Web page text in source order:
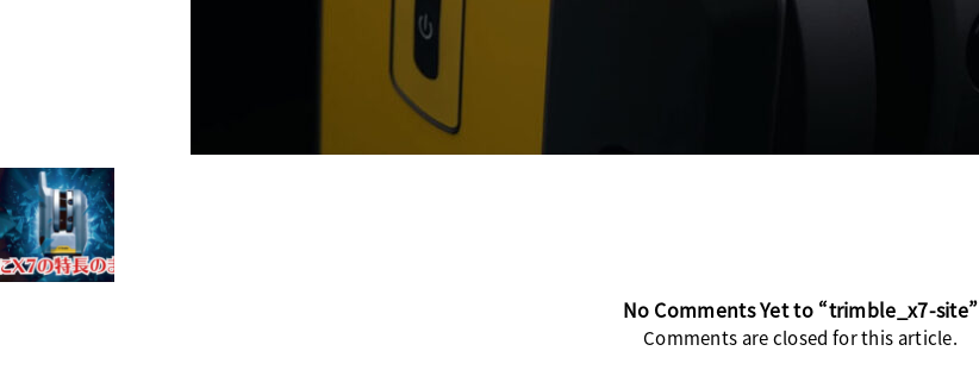
No Comments Yet to “trimble_x7-site”
Comments are closed for this article.